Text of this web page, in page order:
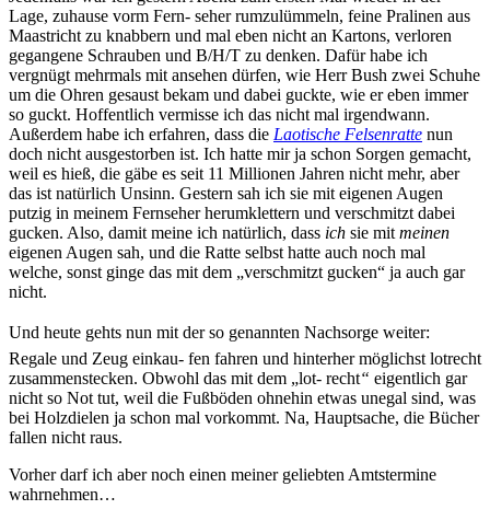
Lage, zuhause vorm Fern- seher rumzulümmeln, feine Pralinen aus
Maastricht zu knabbern und mal eben nicht an Kartons, verloren
gegangene Schrauben und B/H/T zu denken. Dafür habe ich
vergnügt mehrmals mit ansehen dürfen, wie Herr Bush zwei Schuhe
um die Ohren gesaust bekam und dabei guckte, wie er eben immer
so guckt. Hoffentlich vermisse ich das nicht mal irgendwann.
Außerdem habe ich erfahren, dass die Laotische Felsenratte nun
doch nicht ausgestorben ist. Ich hatte mir ja schon Sorgen gemacht,
weil es hieß, die gäbe es seit 11 Millionen Jahren nicht mehr, aber
das ist natürlich Unsinn. Gestern sah ich sie mit eigenen Augen
putzig in meinem Fernseher herumklettern und verschmitzt dabei
gucken. Also, damit meine ich natürlich, dass ich sie mit meinen
eigenen Augen sah, und die Ratte selbst hatte auch noch mal
welche, sonst ginge das mit dem „verschmitzt gucken“ ja auch gar
nicht.
Und heute gehts nun mit der so genannten Nachsorge weiter:
Regale und Zeug einkau- fen fahren und hinterher möglichst lotrecht
zusammenstecken. Obwohl das mit dem „lot- recht“ eigentlich gar
nicht so Not tut, weil die Fußböden ohnehin etwas unegal sind, was
bei Holzdielen ja schon mal vorkommt. Na, Hauptsache, die Bücher
fallen nicht raus.
Vorher darf ich aber noch einen meiner geliebten Amtstermine
wahrnehmen…